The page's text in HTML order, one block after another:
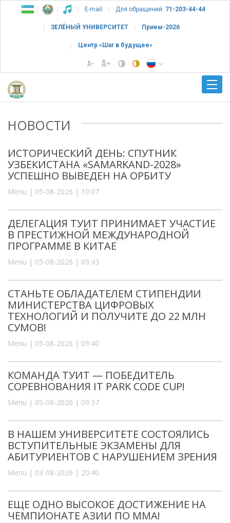
E-mail Для обращений: 71-203-44-44
ЗЕЛЁНЫЙ УНИВЕРСИТЕТ Прием-2026
Центр «Шаг в будущее»
НОВОСТИ
ИСТОРИЧЕСКИЙ ДЕНЬ: СПУТНИК
УЗБЕКИСТАНА «SAMARKAND-2028»
УСПЕШНО ВЫВЕДЕН НА ОРБИТУ
Menu | 05-08-2026 | 10:07
ДЕЛЕГАЦИЯ ТУИТ ПРИНИМАЕТ УЧАСТИЕ
В ПРЕСТИЖНОЙ МЕЖДУНАРОДНОЙ
ПРОГРАММЕ В КИТАЕ
Menu | 05-08-2026 | 09:43
СТАНЬТЕ ОБЛАДАТЕЛЕМ СТИПЕНДИИ
МИНИСТЕРСТВА ЦИФРОВЫХ
ТЕХНОЛОГИЙ И ПОЛУЧИТЕ ДО 22 МЛН
СУМОВ!
Menu | 05-08-2026 | 09:40
КОМАНДА ТУИТ — ПОБЕДИТЕЛЬ
СОРЕВНОВАНИЯ IT PARK CODE CUP!
Menu | 05-08-2026 | 09:37
В НАШЕМ УНИВЕРСИТЕТЕ СОСТОЯЛИСЬ
ВСТУПИТЕЛЬНЫЕ ЭКЗАМЕНЫ ДЛЯ
АБИТУРИЕНТОВ С НАРУШЕНИЕМ ЗРЕНИЯ
Menu | 03-08-2026 | 20:40
ЕЩЕ ОДНО ВЫСОКОЕ ДОСТИЖЕНИЕ НА
ЧЕМПИОНАТЕ АЗИИ ПО ММА!